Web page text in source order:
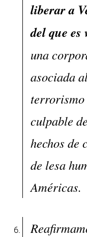
liberar a
del que es
una
asociada
culpable
hechos de
de lesa
Américas.